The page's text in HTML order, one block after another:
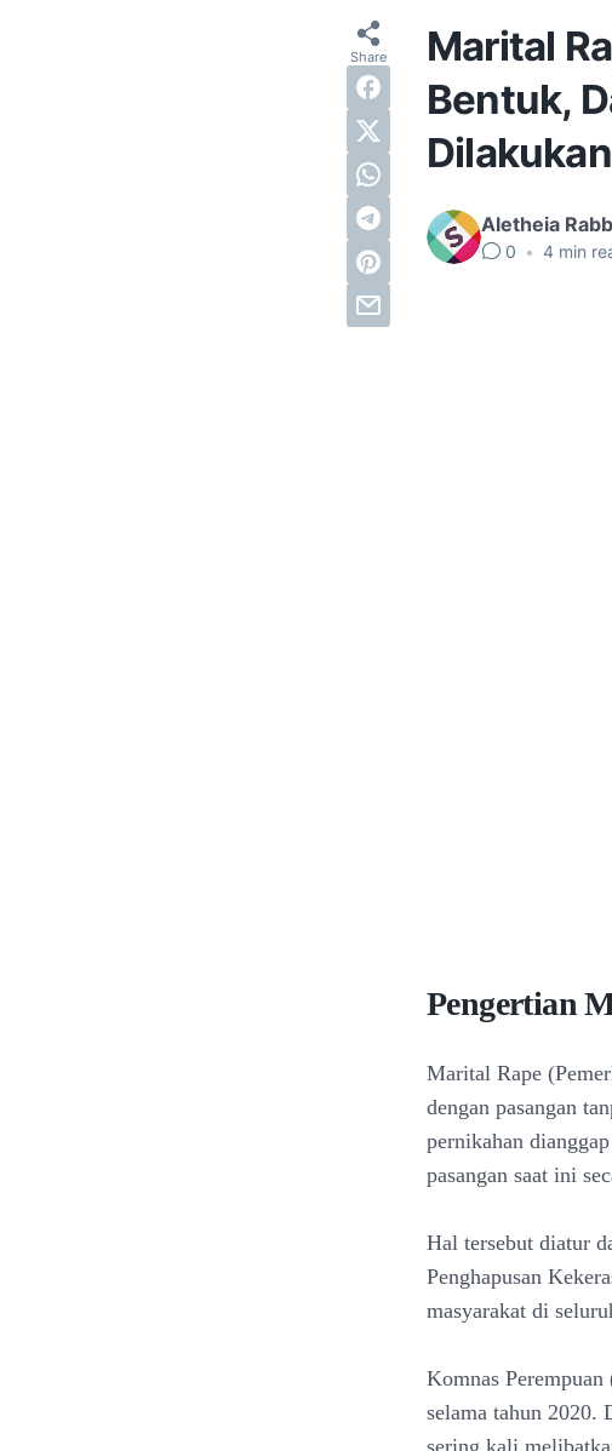
Marital
Bentuk,
Dilakukan
Aletheia
0 • 4 min
Pengertian
Marital Rape
dengan pasangan
pernikahan
pasangan saat ini
Hal tersebut diatur
Penghapusan
masyarakat di
Komnas
selama tahun 2020.
sering kali